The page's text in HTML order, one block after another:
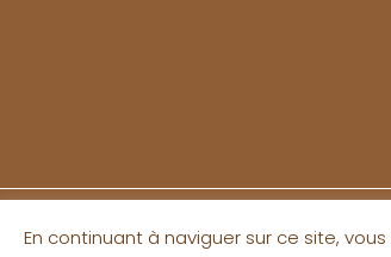
En continuant à naviguer sur ce site,